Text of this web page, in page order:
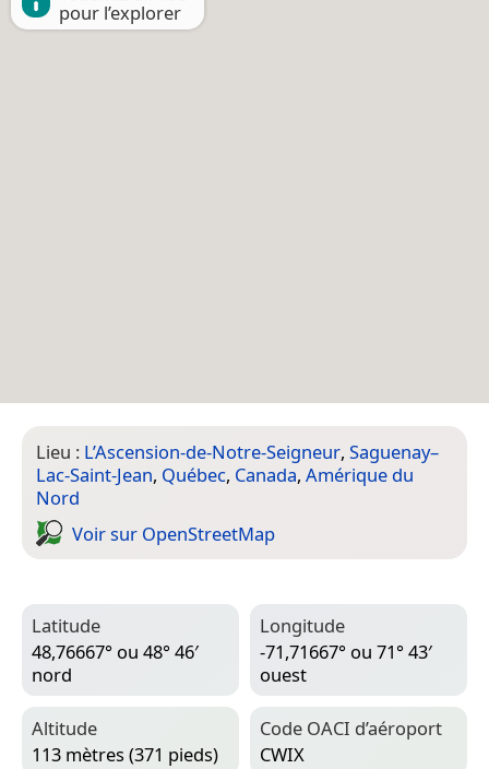
pour l’explorer
Lieu : L’Ascension-de-Notre-Seigneur, Saguenay–
Lac-Saint-Jean, Québec, Canada, Amérique du
Nord
Voir sur Open­Street­Map
Latitude
48,76667° ou 48° 46′
nord
Longitude
-71,71667° ou 71° 43′
ouest
Altitude
113 mètres (371 pieds)
Code OACI d’aéroport
CWIX